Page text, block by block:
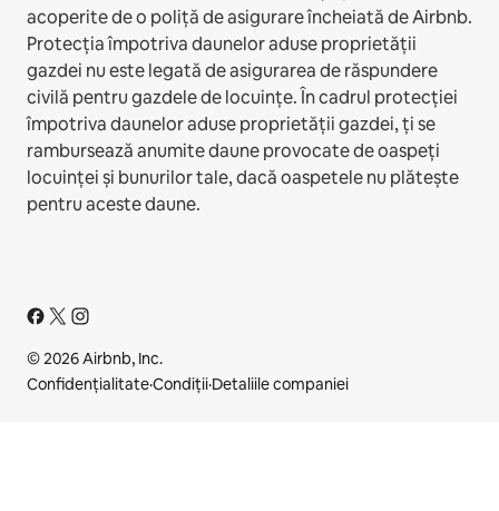
acoperite de o poliță de asigurare încheiată de Airbnb.
Protecția împotriva daunelor aduse proprietății
gazdei nu este legată de asigurarea de răspundere
civilă pentru gazdele de locuințe. În cadrul protecției
împotriva daunelor aduse proprietății gazdei, ți se
rambursează anumite daune provocate de oaspeți
locuinței și bunurilor tale, dacă oaspetele nu plătește
pentru aceste daune.
© 2026 Airbnb, Inc.
Confidențialitate·Condiții·Detaliile companiei